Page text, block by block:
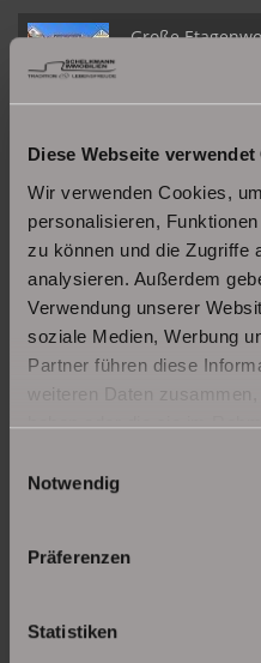
Diese Webseite verwendet
Wir verwenden Cookies,
personalisieren,
zu können und die Zugriffe
analysieren. Außerdem
Verwendung unserer
soziale Medien, Werbung
Partner führen diese
weiteren Daten
haben oder die sie im
Notwendig
Präferenzen
Statistiken
Große
Schöne
Erfurt
Moderne,
Einbauküche &
UNSERE